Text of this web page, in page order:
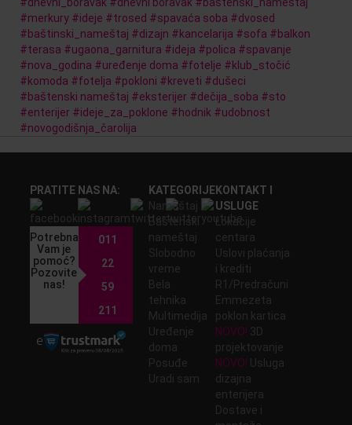
#merkury #ideje #trosed #spavaća soba #dvosed
#baštinski_nameštaj #dizajn #kancelarija #sofa #balkon
#terasa #ugaona_garnitura #ideja #polica #spavanje
#nova_godina #uređenje doma #fotelje #klub_stočić
#komoda #fotelja #pokloni #kreveti #dušeci
#baštenski nameštaj #eksterijer #dečija_soba #sto
#enterijer #ideje_za_poklone #hodnik #udobnost
#novogodišnja_čarolija
PRATITE NAS NA:
Potrebna
Vam je
pomoć?
Pozovite
nas!
011
22
59
211
KATEGORIJE
Nameštaj
Baštenski
nameštaj
Slobodno
vreme
Bela
tehnika
Multimedija
Uređenje
doma
Posuđe
Uradi sam
KONTAKT I
USLUGE
Lokacije
centara
Uslovi plaćanja
i krediti
R1/Predračuni
Emmezeta
poklon kartica
NOVO! 3D
projektovanje
NOVO!
Usluga
dizajna
enterijera
Dostave i